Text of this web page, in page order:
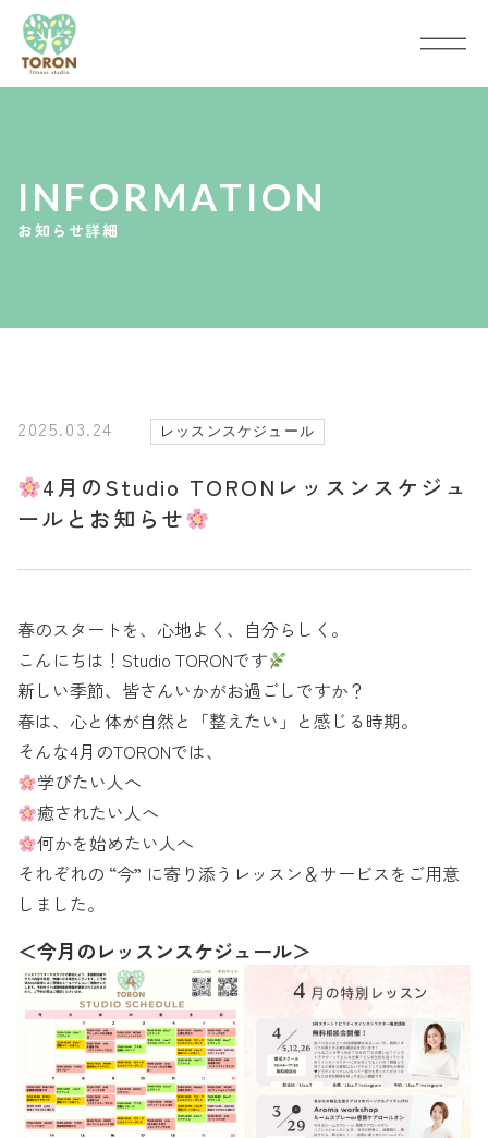
INFORMATION
お知らせ詳細
2025.03.24 レッスンスケジュール
4月のStudio TORONレッスンスケジュ
ールとお知らせ
春のスタートを、心地よく、自分らしく。
こんにちは！Studio TORONです
新しい季節、皆さんいかがお過ごしですか？
春は、心と体が自然と「整えたい」と感じる時期。
そんな4月のTORONでは、
学びたい人へ
癒されたい人へ
何かを始めたい人へ
それぞれの “今” に寄り添うレッスン＆サービスをご用意
しました。
＜今月のレッスンスケジュール＞